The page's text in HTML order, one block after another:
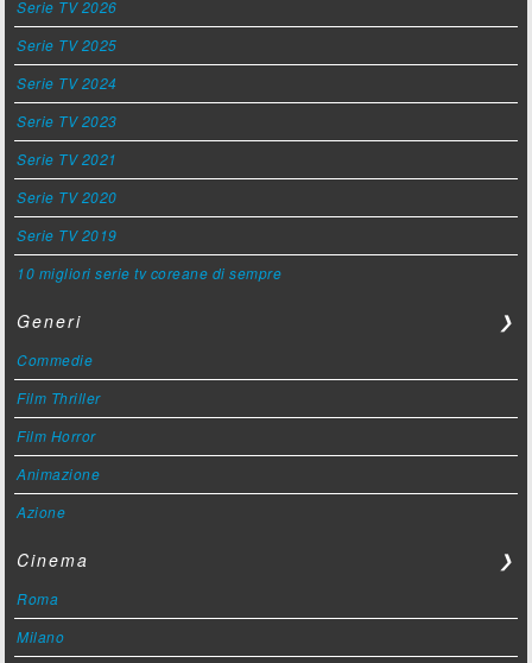
Serie TV 2026
Serie TV 2025
Serie TV 2024
Serie TV 2023
Serie TV 2021
Serie TV 2020
Serie TV 2019
10 migliori serie tv coreane di sempre
Generi ❯
Commedie
Film Thriller
Film Horror
Animazione
Azione
Cinema ❯
Roma
Milano